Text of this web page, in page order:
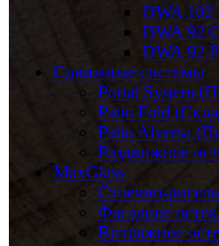
DWA 102
DWA 92
DWA 92
Сдвижные системы
Portal System
Patio Fold
Patio Alversa
Раздвижное
MaxGlass
Стоечно-
Фасадное
Витражное